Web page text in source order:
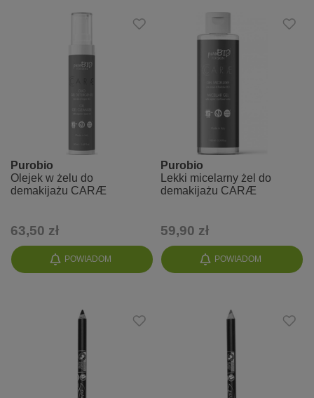
POWIADOM
Purobio
Olejek w żelu do
demakijażu CARÆ
63,50 zł
POWIADOM
Purobio
Lekki micelarny żel do
demakijażu CARÆ
59,90 zł